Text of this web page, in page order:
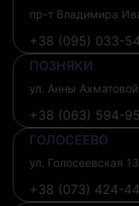
пр-т Владимира
+38 (095) 033-
ПОЗНЯКИ
ул. Анны
+38 (063) 594-
ГОЛОСЕЕВО
ул. Голосеевская
+38 (073) 424-